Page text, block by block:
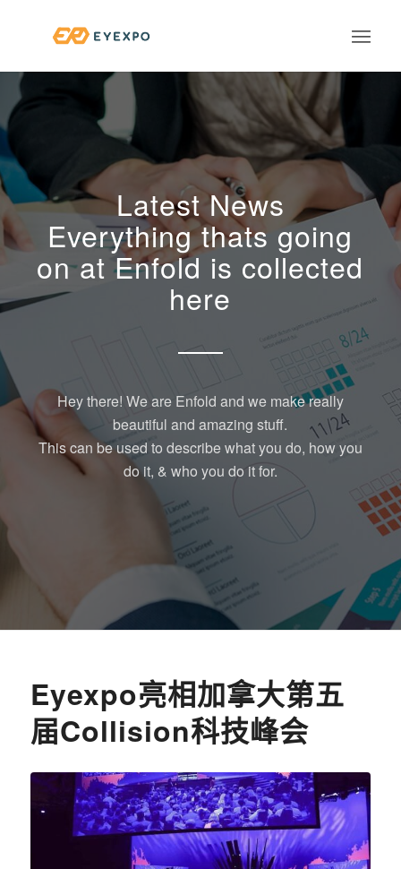
Latest News
Everything thats going
on at Enfold is collected
here
Hey there! We are Enfold and we make really
beautiful and amazing stuff.
This can be used to describe what you do, how you
do it, & who you do it for.
Eyexpo亮相加拿大第五
届Collision科技峰会